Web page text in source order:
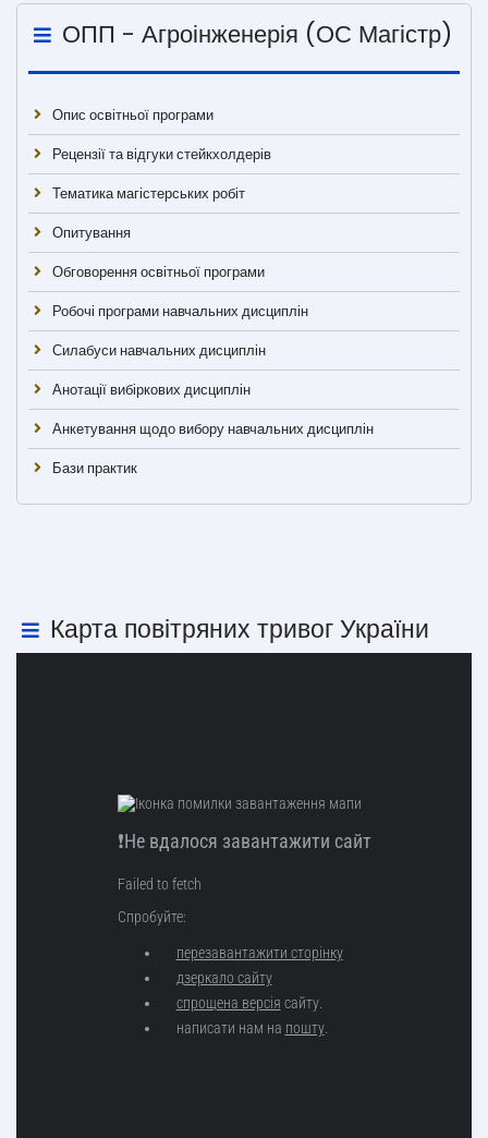
ОПП - Агроінженерія (ОС Магістр)
Опис освітньої програми
Рецензії та відгуки стейкхолдерів
Тематика магістерських робіт
Опитування
Обговорення освітньої програми
Робочі програми навчальних дисциплін
Силабуси навчальних дисциплін
Анотації вибіркових дисциплін
Анкетування щодо вибору навчальних дисциплін
Бази практик
Карта повітряних тривог України